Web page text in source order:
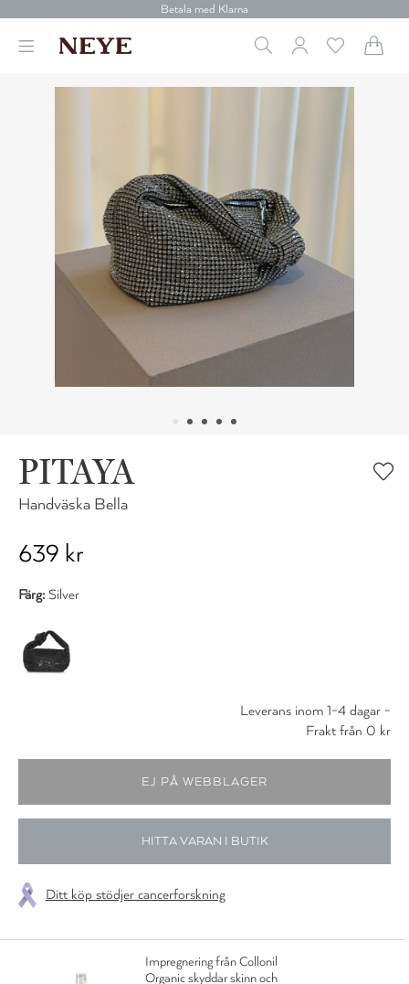
Betala med Klarna
Gratis frakt över 699 kr.
PITAYA
Handväska Bella
639 kr
Färg: Silver
Leverans inom 1-4 dagar -
Frakt från 0 kr
HITTA VARAN I BUTIK
Ditt köp stödjer cancerforskning
Impregnering från Collonil
Organic skyddar skinn och